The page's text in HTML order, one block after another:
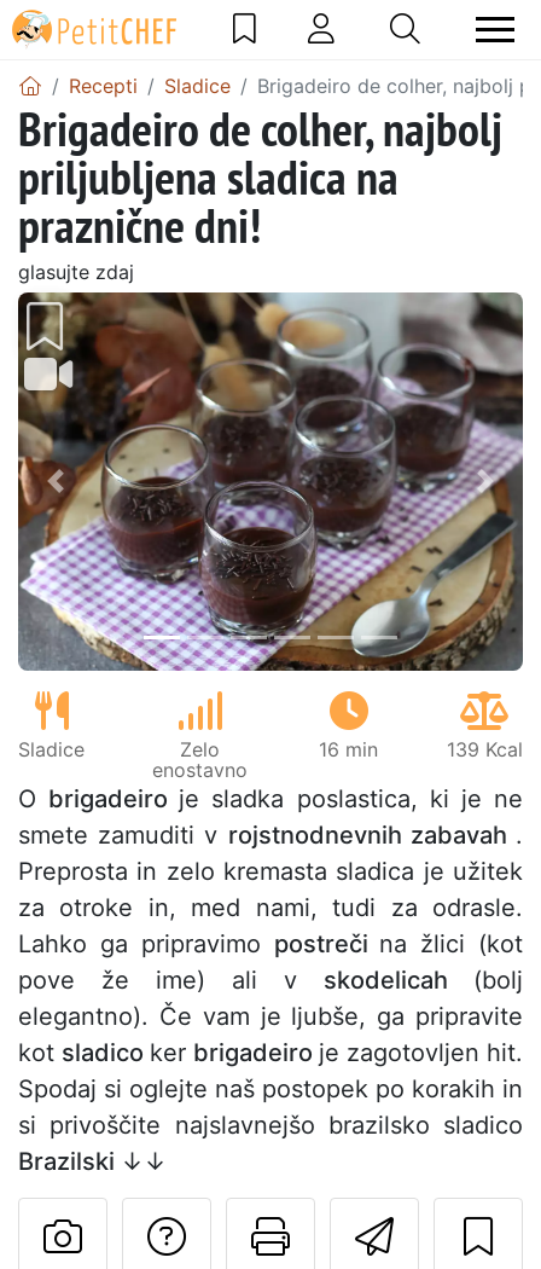
Recepti Sladice Brigadeiro de colher, najbolj
Brigadeiro de colher, najbolj
priljubljena sladica na
praznične dni!
glasujte zdaj
Prejšnji
Sladice
Zelo
enostavno
16 min 139 Kcal
O brigadeiro je sladka poslastica, ki je ne
smete zamuditi v rojstnodnevnih zabavah .
Preprosta in zelo kremasta sladica je užitek
za otroke in, med nami, tudi za odrasle.
Lahko ga pripravimo postreči na žlici (kot
pove že ime) ali v skodelicah (bolj
elegantno). Če vam je ljubše, ga pripravite
kot sladico ker brigadeiro je zagotovljen hit.
Spodaj si oglejte naš postopek po korakih in
si privoščite najslavnejšo brazilsko sladico
Brazilski ↓↓
Pošlji
Natisni to
Postavite